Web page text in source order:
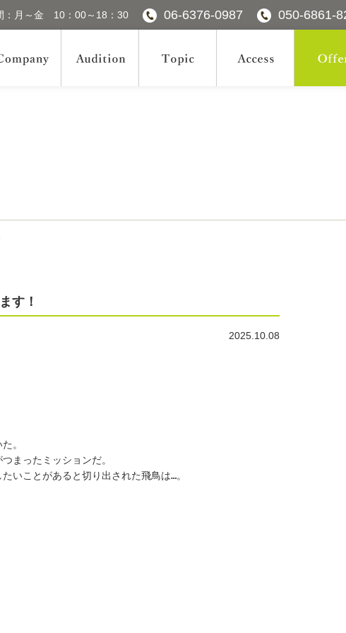
：月～金 10：00～18：30 06-6376-0987 050-6861-
す！
2025.10.08
。
まったミッションだ。
いことがあると切り出された飛鳥は…。